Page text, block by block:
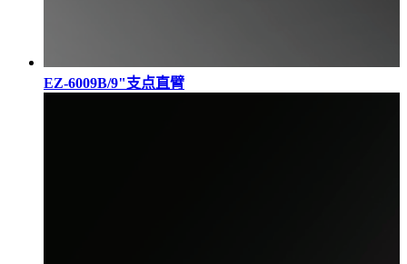
EZ-6009B/9"支点直臂